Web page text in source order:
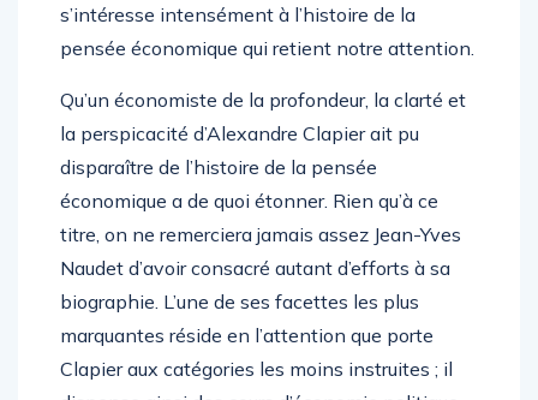
s’intéresse intensément à l’histoire de la
pensée économique qui retient notre attention.
Qu’un économiste de la profondeur, la clarté et
la perspicacité d’Alexandre Clapier ait pu
disparaître de l’histoire de la pensée
économique a de quoi étonner. Rien qu’à ce
titre, on ne remerciera jamais assez Jean-Yves
Naudet d’avoir consacré autant d’efforts à sa
biographie. L’une de ses facettes les plus
marquantes réside en l’attention que porte
Clapier aux catégories les moins instruites ; il